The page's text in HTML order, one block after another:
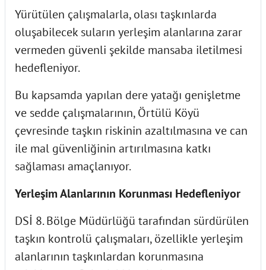
Yürütülen çalışmalarla, olası taşkınlarda
oluşabilecek suların yerleşim alanlarına zarar
vermeden güvenli şekilde mansaba iletilmesi
hedefleniyor.
Bu kapsamda yapılan dere yatağı genişletme
ve sedde çalışmalarının, Örtülü Köyü
çevresinde taşkın riskinin azaltılmasına ve can
ile mal güvenliğinin artırılmasına katkı
sağlaması amaçlanıyor.
Yerleşim Alanlarının Korunması Hedefleniyor
DSİ 8. Bölge Müdürlüğü tarafından sürdürülen
taşkın kontrolü çalışmaları, özellikle yerleşim
alanlarının taşkınlardan korunmasına